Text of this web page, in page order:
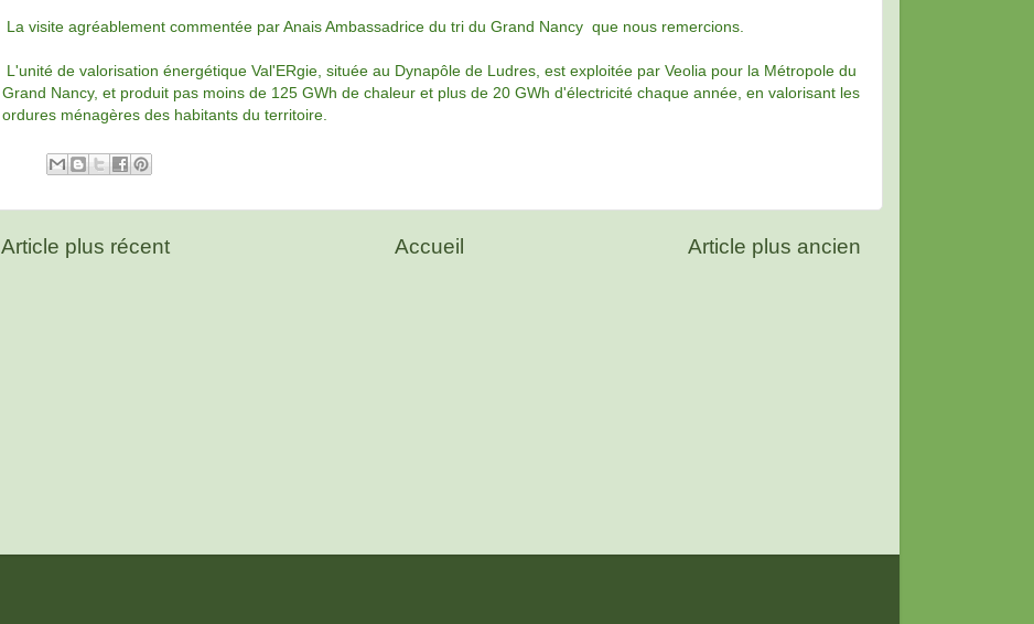
La visite agréablement commentée par Anais Ambassadrice du tri du Grand Nancy que nous remercions.
L'unité de valorisation énergétique Val'ERgie, située au Dynapôle de Ludres, est exploitée par Veolia pour la Métropole du
Grand Nancy, et produit pas moins de 125 GWh de chaleur et plus de 20 GWh d'électricité chaque année, en valorisant les
ordures ménagères des habitants du territoire.
Article plus récent Article plus ancien
Accueil